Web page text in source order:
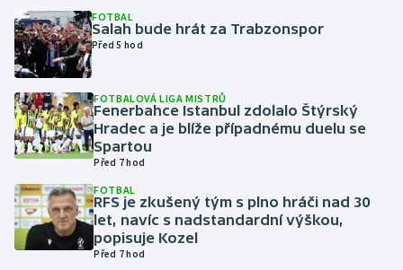
Gymnastika
Házená
Jezdectví
Judo
Krasobruslení
Lezení
FOTBAL
Salah bude hrát za Trabzonspor
Před 5 hod
FOTBALOVÁ LIGA MISTRŮ
Fenerbahce Istanbul zdolalo Štýrský
Hradec a je blíže případnému duelu se
Spartou
Před 7 hod
FOTBAL
RFS je zkušený tým s plno hráči nad 30
let, navíc s nadstandardní výškou,
popisuje Kozel
Před 7 hod